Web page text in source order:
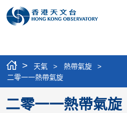
> 天氣 > 熱帶氣旋
>
二零一一熱帶氣旋
二零一一熱帶氣旋